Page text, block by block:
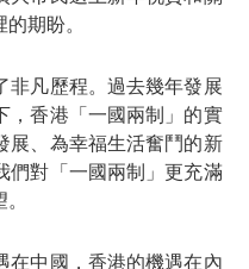
期盼。
非凡歷程。過去幾年發展
，香港「一國兩制」的實
展、為幸福生活奮鬥的新
們對「一國兩制」更充滿
在中國，香港的機遇在內